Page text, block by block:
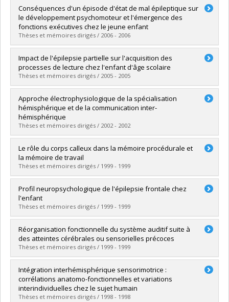
Diplômé(e) :Lippé, Sarah
Cycle :Doctorat
Diplôme obtenu :Ph. D.
Lien vers le document dans Papyrus
Conséquences d'un épisode d'état de mal épileptique sur
le développement psychomoteur et l'émergence des
fonctions exécutives chez le jeune enfant
Thèses et mémoires dirigés / 2006 - 2006
Diplômé(e) :Roy, Hélène
Cycle :Doctorat
Diplôme obtenu :Ph. D.
Lien vers le document dans Papyrus
Impact de l'épilepsie partielle sur l'acquisition des
processes de lecture chez l'enfant d'âge scolaire
Thèses et mémoires dirigés / 2005 - 2005
Diplômé(e) :Vanasse, Catherine-Marie
Cycle :Doctorat
Diplôme obtenu :
Lien vers le document dans Papyrus
Approche électrophysiologique de la spécialisation
hémisphérique et de la communication inter-
hémisphérique
Thèses et mémoires dirigés / 2002 - 2002
Diplômé(e) :Bayard, Sophie
Cycle :Doctorat
Diplôme obtenu :Ph. D.
Lien vers le document dans Papyrus
Le rôle du corps calleux dans la mémoire procédurale et
la mémoire de travail
Thèses et mémoires dirigés / 1999 - 1999
Diplômé(e) :Guise, Élaine de
Cycle :Doctorat
Diplôme obtenu :Ph. D.
Lien vers le document dans Papyrus
Profil neuropsychologique de l'épilepsie frontale chez
l'enfant
Thèses et mémoires dirigés / 1999 - 1999
Diplômé(e) :Hernández, María Teresa
Cycle :Doctorat
Diplôme obtenu :Ph. D.
Lien vers le document dans Papyrus
Réorganisation fonctionnelle du système auditif suite à
des atteintes cérébrales ou sensorielles précoces
Thèses et mémoires dirigés / 1999 - 1999
Diplômé(e) :Lessard, Nadia
Cycle :Doctorat
Diplôme obtenu :Ph. D.
Lien vers le document dans Papyrus
Intégration interhémisphérique sensorimotrice :
corrélations anatomo-fonctionnelles et variations
interindividuelles chez le sujet humain
Thèses et mémoires dirigés / 1998 - 1998